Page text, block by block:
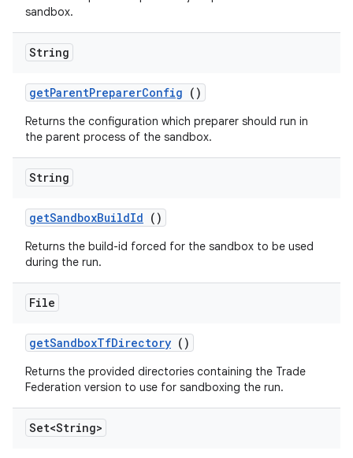
sandbox.
String
getParentPreparerConfig ()
Returns the configuration which preparer should run in
the parent process of the sandbox.
String
getSandboxBuildId ()
Returns the build-id forced for the sandbox to be used
during the run.
File
getSandboxTfDirectory ()
Returns the provided directories containing the Trade
Federation version to use for sandboxing the run.
Set<String>